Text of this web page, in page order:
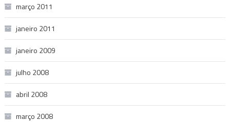
março 2011
janeiro 2011
janeiro 2009
julho 2008
abril 2008
março 2008